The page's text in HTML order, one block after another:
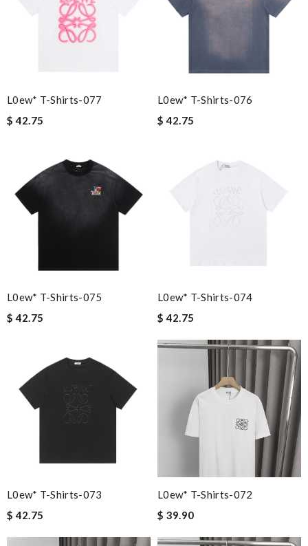
L0ew* T-Shirts-077
$ 42.75
L0ew* T-Shirts-076
$ 42.75
L0ew* T-Shirts-075
$ 42.75
L0ew* T-Shirts-074
$ 42.75
L0ew* T-Shirts-073
$ 42.75
L0ew* T-Shirts-072
$ 39.90